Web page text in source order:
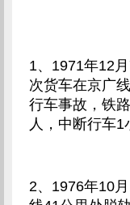
1、1971年12
次货车在京广
行车事故，铁
人，中断行车1
2、1976年10